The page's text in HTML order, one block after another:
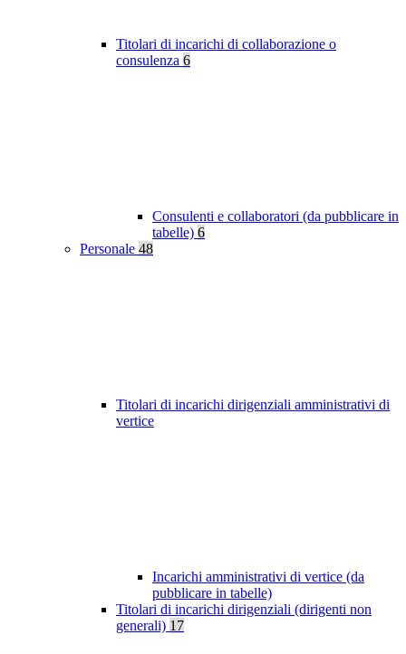
Titolari di incarichi di collaborazione o
consulenza 6
Consulenti e collaboratori (da pubblicare in
tabelle) 6
Personale 48
Titolari di incarichi dirigenziali amministrativi di
vertice
Incarichi amministrativi di vertice (da
pubblicare in tabelle)
Titolari di incarichi dirigenziali (dirigenti non
generali) 17